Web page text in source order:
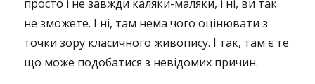
просто і не завжди каляки-маляки, і ні, ви так
не зможете. І ні, там нема чого оцінювати з
точки зору класичного живопису. І так, там є те
що може подобатися з невідомих причин.